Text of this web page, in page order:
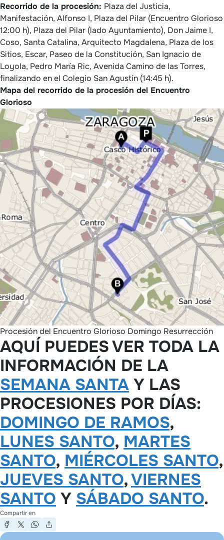
Recorrido de la procesión: Plaza del Justicia,
Manifestación, Alfonso I, Plaza del Pilar (Encuentro Glorioso
12:00 h), Plaza del Pilar (lado Ayuntamiento), Don Jaime I,
Coso, Santa Catalina, Arquitecto Magdalena, Plaza de los
Sitios, Escar, Paseo de la Constitución, San Ignacio de
Loyola, Pedro María Ric, Avenida Camino de las Torres,
finalizando en el Colegio San Agustín (14:45 h).
Mapa del recorrido de la procesión del Encuentro
Glorioso
Procesión del Encuentro Glorioso Domingo Resurrección
AQUÍ PUEDES VER TODA LA
INFORMACIÓN DE LA
SEMANA SANTA Y LAS
PROCESIONES POR DÍAS:
DOMINGO DE RAMOS,
LUNES SANTO, MARTES
SANTO, MIÉRCOLES SANTO,
JUEVES SANTO,VIERNES
SANTO Y SÁBADO SANTO.
Compartir en